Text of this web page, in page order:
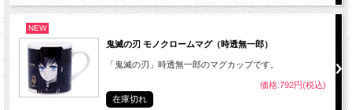
NEW
鬼滅の刃 モノクロームマグ（時透無一郎）
「鬼滅の刃」時透無一郎のマグカップです。
価格:792円(税込)
在庫切れ